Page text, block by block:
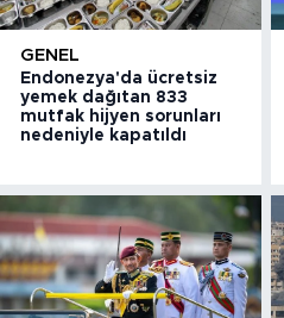
GENEL
Endonezya'da ücretsiz
yemek dağıtan 833
mutfak hijyen sorunları
nedeniyle kapatıldı